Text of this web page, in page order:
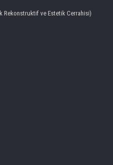
Rekonstruktif ve Estetik Cerrahisi)